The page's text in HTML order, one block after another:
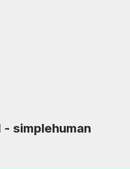
simplehuman